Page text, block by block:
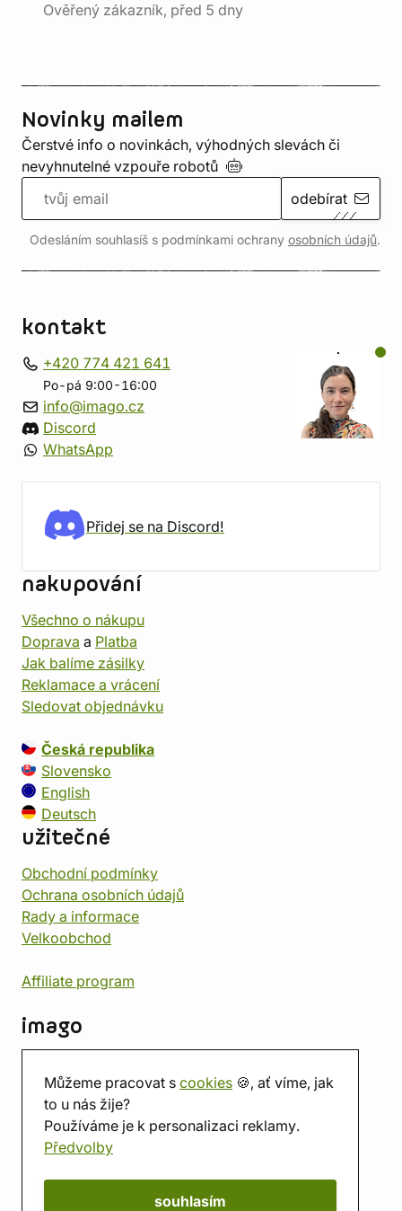
Můžeme pracovat s cookies 🍪, ať víme, jak
to u nás žije?
Používáme je k personalizaci reklamy.
Předvolby
souhlasím
Ověřený zákazník, před 5 dny
Novinky mailem
Čerstvé info o novinkách, výhodných slevách či
nevyhnutelné vzpouře robotů
odebírat
Odesláním souhlasíš s podmínkami ochrany osobních údajů.
kontakt
+420 774 421 641
Po-pá 9:00-16:00
info@imago.cz
Discord
WhatsApp
Přidej se na Discord!
nakupování
Všechno o nákupu
Doprava a Platba
Jak balíme zásilky
Reklamace a vrácení
Sledovat objednávku
Česká republika
Slovensko
English
Deutsch
užitečné
Obchodní podmínky
Ochrana osobních údajů
Rady a informace
Velkoobchod
Affiliate program
imago
Prodejna
Herna
O nás
Hodnocení obchodu